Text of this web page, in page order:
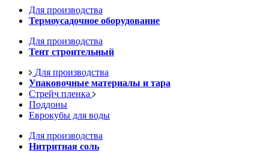
Для производства
Термоусадочное оборудование
Для производства
Тент строительный
Для производства
Упаковочные материалы и тара
Стрейч пленка
Поддоны
Еврокубы для воды
Для производства
Нитритная соль